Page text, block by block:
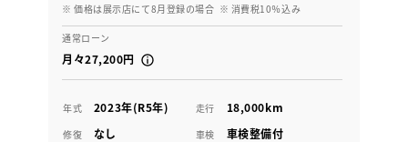
※ 価格は展示店にて8月登録の場合 ※ 消費税10％込み
通常ローン
月々27,200円
年式 2023年(R5年) 走行 18,000km
修復 なし 車検 車検整備付